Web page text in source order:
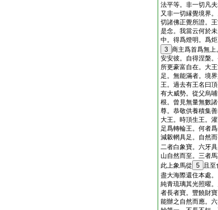
法平等。非一切凡
又非一切縁覺境界
切諸佛正覺所證。
是念。我當云何於
中。得爲燈明。爲
3 商主爲首爲無
安安彼。自得涅槃
所更豪富自在。大
足。無能滿者。境
王。過去有王名曰
有大威勢。從父烏
根。曾見無量無數
尊。恭敬供養積集
大王。時頂生王。
足爲轉輪王。何者
減轂輞具足。自然
二者白象寶。六牙
山自然而至。三者
此上象馬從 5
且
盡大海際還住本處
純青琉璃其光照曜
者長者寶。豐饒財
能辦之自然而應。